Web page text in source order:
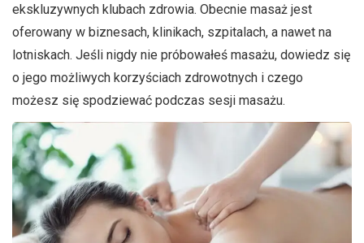
ekskluzywnych klubach zdrowia. Obecnie masaż jest
oferowany w biznesach, klinikach, szpitalach, a nawet na
lotniskach. Jeśli nigdy nie próbowałeś masażu, dowiedz się
o jego możliwych korzyściach zdrowotnych i czego
możesz się spodziewać podczas sesji masażu.